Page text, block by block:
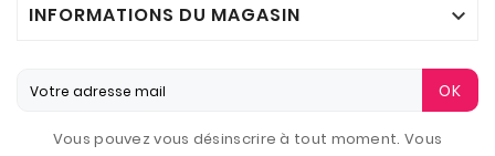
INFORMATIONS DU MAGASIN 
OK
Vous pouvez vous désinscrire à tout moment. Vous